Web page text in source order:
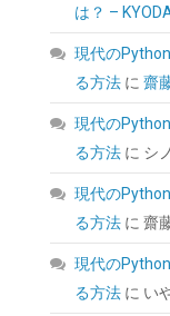
GMT +09:00 時点 -
ARCTIC MX-4
CPU/GPU 用 高
い熱伝導率、長
は？ –
現代の
る方法 に齋
現代の
る方法 に シ
現代の
る方法 に齋
現代の
る方法 に い